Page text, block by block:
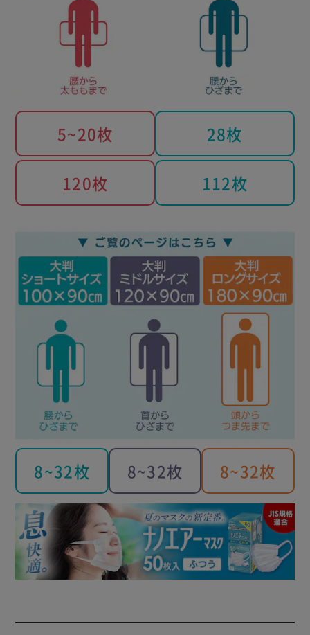
5~20枚 28枚
120枚 112枚
8~32枚 8~32枚 8~32枚